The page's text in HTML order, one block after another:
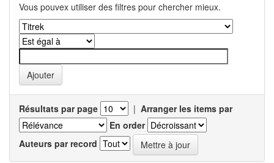
Vous pouvex utiliser des filtres pour chercher mieux.
Résultats par page | Arranger les items par
En order
Auteurs par record